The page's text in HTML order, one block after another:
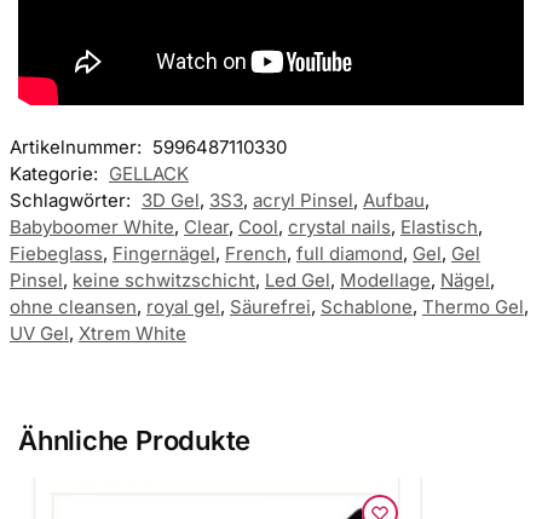
Artikelnummer: 5996487110330
Kategorie: GELLACK
Schlagwörter: 3D Gel, 3S3, acryl Pinsel, Aufbau,
Babyboomer White, Clear, Cool, crystal nails, Elastisch,
Fiebeglass, Fingernägel, French, full diamond, Gel, Gel
Pinsel, keine schwitzschicht, Led Gel, Modellage, Nägel,
ohne cleansen, royal gel, Säurefrei, Schablone, Thermo Gel,
UV Gel, Xtrem White
Ähnliche Produkte